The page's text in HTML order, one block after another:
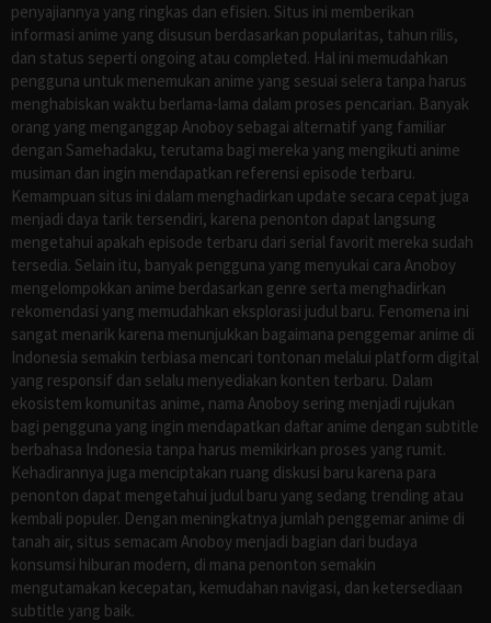
penyajiannya yang ringkas dan efisien. Situs ini memberikan
informasi anime yang disusun berdasarkan popularitas, tahun rilis,
dan status seperti ongoing atau completed. Hal ini memudahkan
pengguna untuk menemukan anime yang sesuai selera tanpa harus
menghabiskan waktu berlama-lama dalam proses pencarian. Banyak
orang yang menganggap Anoboy sebagai alternatif yang familiar
dengan Samehadaku, terutama bagi mereka yang mengikuti anime
musiman dan ingin mendapatkan referensi episode terbaru.
Kemampuan situs ini dalam menghadirkan update secara cepat juga
menjadi daya tarik tersendiri, karena penonton dapat langsung
mengetahui apakah episode terbaru dari serial favorit mereka sudah
tersedia. Selain itu, banyak pengguna yang menyukai cara Anoboy
mengelompokkan anime berdasarkan genre serta menghadirkan
rekomendasi yang memudahkan eksplorasi judul baru. Fenomena ini
sangat menarik karena menunjukkan bagaimana penggemar anime di
Indonesia semakin terbiasa mencari tontonan melalui platform digital
yang responsif dan selalu menyediakan konten terbaru. Dalam
ekosistem komunitas anime, nama Anoboy sering menjadi rujukan
bagi pengguna yang ingin mendapatkan daftar anime dengan subtitle
berbahasa Indonesia tanpa harus memikirkan proses yang rumit.
Kehadirannya juga menciptakan ruang diskusi baru karena para
penonton dapat mengetahui judul baru yang sedang trending atau
kembali populer. Dengan meningkatnya jumlah penggemar anime di
tanah air, situs semacam Anoboy menjadi bagian dari budaya
konsumsi hiburan modern, di mana penonton semakin
mengutamakan kecepatan, kemudahan navigasi, dan ketersediaan
subtitle yang baik.